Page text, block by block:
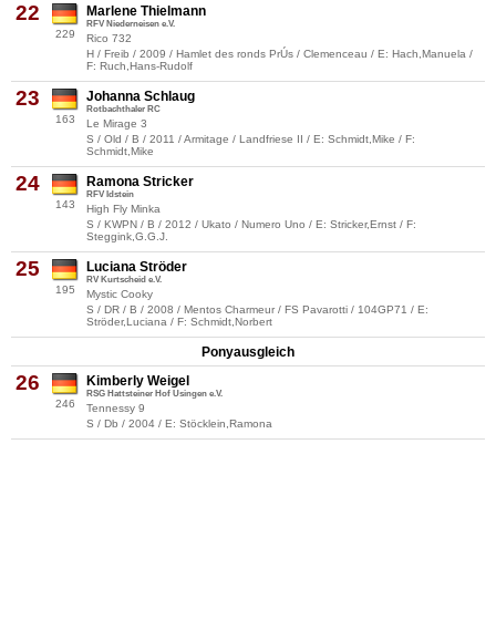
22
229
Marlene Thielmann
RFV Niederneisen e.V.
Rico 732
H / Freib / 2009 / Hamlet des ronds PrÚs / Clemenceau / E: Hach,Manuela /
F: Ruch,Hans-Rudolf
23
163
Johanna Schlaug
Rotbachthaler RC
Le Mirage 3
S / Old / B / 2011 / Armitage / Landfriese II / E: Schmidt,Mike / F:
Schmidt,Mike
24
143
Ramona Stricker
RFV Idstein
High Fly Minka
S / KWPN / B / 2012 / Ukato / Numero Uno / E: Stricker,Ernst / F:
Steggink,G.G.J.
25
195
Luciana Ströder
RV Kurtscheid e.V.
Mystic Cooky
S / DR / B / 2008 / Mentos Charmeur / FS Pavarotti / 104GP71 / E:
Ströder,Luciana / F: Schmidt,Norbert
Ponyausgleich
26
246
Kimberly Weigel
RSG Hattsteiner Hof Usingen e.V.
Tennessy 9
S / Db / 2004 / E: Stöcklein,Ramona